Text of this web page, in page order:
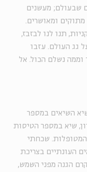
שבעולם; מעשנים
ומאושרים.
תנו לנו לבזבז,
גג העולם. עזבו
וממה נשלם הכול. אל
השיאים במספר
שיא במספר הטיסות
המטופלות. שכחתי
העונתיים בצריכת
הגנה מפני השמש,